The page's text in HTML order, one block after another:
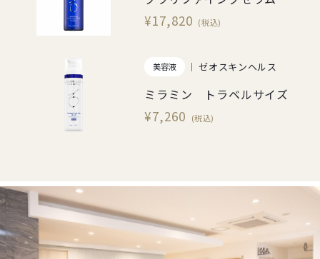
¥17,820 (税込)
美容液 ゼオスキンヘルス
ミラミン トラベルサイズ
¥7,260 (税込)